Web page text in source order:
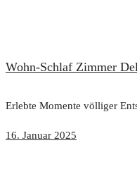
Wohn-Schlaf Zimmer
Erlebte Momente völliger
16. Januar 2025